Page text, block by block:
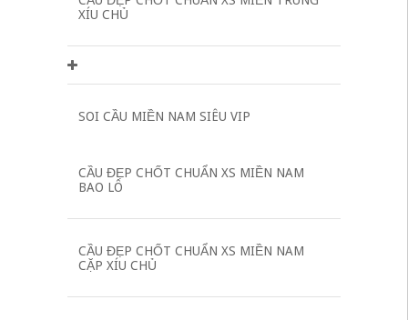
XÍU CHỦ
SOI CẦU MIỀN NAM SIÊU VIP
CẦU ĐẸP CHỐT CHUẨN XS MIỀN NAM
BAO LÔ
CẦU ĐẸP CHỐT CHUẨN XS MIỀN NAM
CẶP XÍU CHỦ